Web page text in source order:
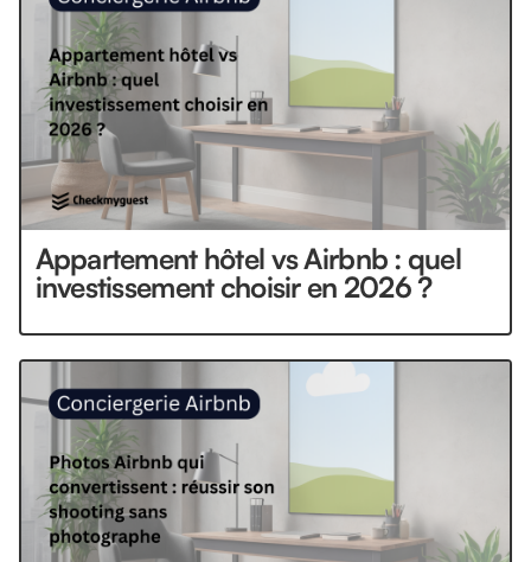
Appartement hôtel vs Airbnb : quel
investissement choisir en 2026 ?